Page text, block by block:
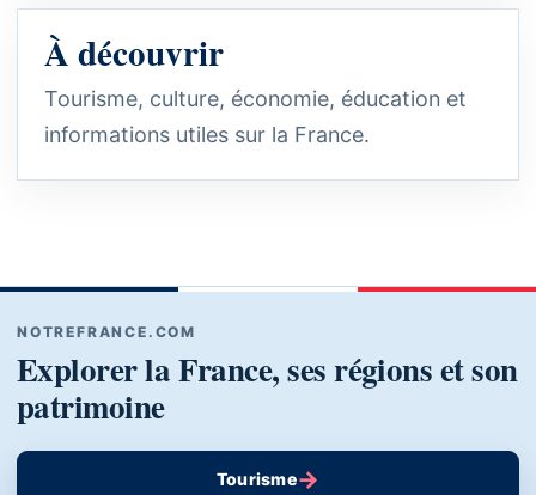
À découvrir
Tourisme, culture, économie, éducation et
informations utiles sur la France.
NOTREFRANCE.COM
Explorer la France, ses régions et son
patrimoine
Tourisme→